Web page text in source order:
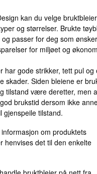
kan du velge
og størrelser. Brukte
passer for deg som ønsker
for miljøet og
har gode strikker, tett pul og
skader. Siden bleiene er
tilstand være deretter, men
brukstid dersom ikke
gjenspeile tilstand.
om produktets
henvises det til den enkelte